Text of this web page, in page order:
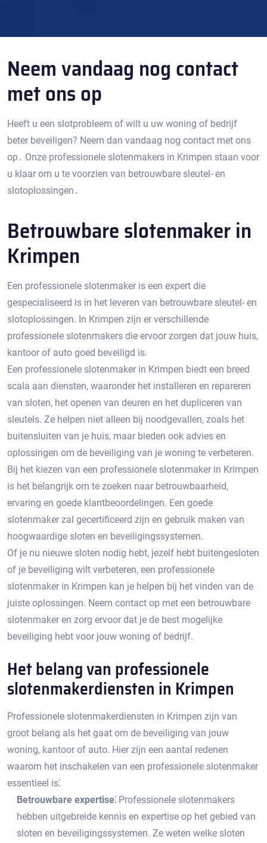
Neem vandaag nog contact
met ons op
Heeft u een slotprobleem of wilt u uw woning of bedrijf
beter beveiligen?​ Neem dan vandaag nog contact met ons
op․ Onze professionele slotenmakers in Krimpen staan voor
u klaar om u te voorzien van betrouwbare sleutel- en
slotoplossingen․
Betrouwbare slotenmaker in
Krimpen
Een professionele slotenmaker is een expert die
gespecialiseerd is in het leveren van betrouwbare sleutel- en
slotoplossingen. In Krimpen zijn er verschillende
professionele slotenmakers die ervoor zorgen dat jouw huis,
kantoor of auto goed beveiligd is.​
Een professionele slotenmaker in Krimpen biedt een breed
scala aan diensten, waaronder het installeren en repareren
van sloten, het openen van deuren en het dupliceren van
sleutels. Ze helpen niet alleen bij noodgevallen, zoals het
buitensluiten van je huis, maar bieden ook advies en
oplossingen om de beveiliging van je woning te verbeteren.​
Bij het kiezen van een professionele slotenmaker in Krimpen
is het belangrijk om te zoeken naar betrouwbaarheid,
ervaring en goede klantbeoordelingen.​ Een goede
slotenmaker zal gecertificeerd zijn en gebruik maken van
hoogwaardige sloten en beveiligingssystemen.​
Of je nu nieuwe sloten nodig hebt, jezelf hebt buitengesloten
of je beveiliging wilt verbeteren, een professionele
slotenmaker in Krimpen kan je helpen bij het vinden van de
juiste oplossingen.​ Neem contact op met een betrouwbare
slotenmaker en zorg ervoor dat je de best mogelijke
beveiliging hebt voor jouw woning of bedrijf.​
Het belang van professionele
slotenmakerdiensten in Krimpen
Professionele slotenmakerdiensten in Krimpen zijn van
groot belang als het gaat om de beveiliging van jouw
woning, kantoor of auto.​ Hier zijn een aantal redenen
waarom het inschakelen van een professionele slotenmaker
essentieel is⁚
Betrouwbare expertise⁚ Professionele slotenmakers
hebben uitgebreide kennis en expertise op het gebied van
sloten en beveiligingssystemen.​ Ze weten welke sloten